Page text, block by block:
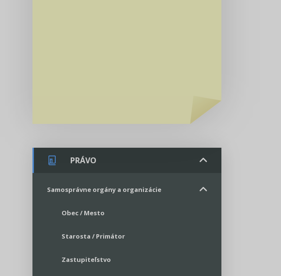
PRÁVO
Samosprávne orgány a organizácie
Obec / Mesto
Starosta / Primátor
Zastupiteľstvo